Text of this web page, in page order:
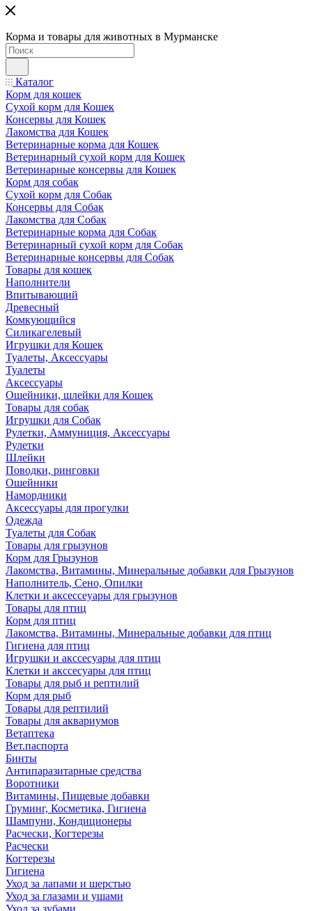
Корма и товары для животных в Мурманске
Каталог
Корм для кошек
Сухой корм для Кошек
Консервы для Кошек
Лакомства для Кошек
Ветеринарные корма для Кошек
Ветеринарный сухой корм для Кошек
Ветеринарные консервы для Кошек
Корм для собак
Сухой корм для Собак
Консервы для Собак
Лакомства для Собак
Ветеринарные корма для Собак
Ветеринарный сухой корм для Собак
Ветеринарные консервы для Собак
Товары для кошек
Наполнители
Впитывающий
Древесный
Комкующийся
Силикагелевый
Игрушки для Кошек
Туалеты, Аксессуары
Туалеты
Аксессуары
Ошейники, шлейки для Кошек
Товары для собак
Игрушки для Собак
Рулетки, Аммуниция, Аксессуары
Рулетки
Шлейки
Поводки, ринговки
Ошейники
Намордники
Аксессуары для прогулки
Одежда
Туалеты для Собак
Товары для грызунов
Корм для Грызунов
Лакомства, Витамины, Минеральные добавки для Грызунов
Наполнитель, Сено, Опилки
Клетки и аксессеуары для грызунов
Товары для птиц
Корм для птиц
Лакомства, Витамины, Минеральные добавки для птиц
Гигиена для птиц
Игрушки и акссесуары для птиц
Клетки и акссесуары для птиц
Товары для рыб и рептилий
Корм для рыб
Товары для рептилий
Товары для аквариумов
Ветаптека
Вет.паспорта
Бинты
Антипаразитарные средства
Воротники
Витамины, Пищевые добавки
Груминг, Косметика, Гигиена
Шампуни, Кондиционеры
Расчески, Когтерезы
Расчески
Когтерезы
Гигиена
Уход за лапами и шерстью
Уход за глазами и ушами
Уход за зубами